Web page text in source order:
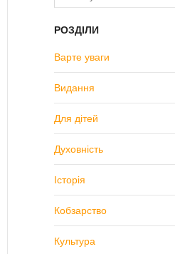
РОЗДІЛИ
Варте уваги
Видання
Для дітей
Духовність
Історія
Кобзарство
Культура